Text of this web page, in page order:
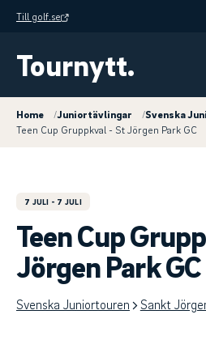
Till golf.se
Tournytt.
Home /Juniortävlingar /Svenska
Teen Cup Gruppkval - St Jörgen Park GC
7 JULI - 7 JULI
Teen Cup
Jörgen Park GC
Svenska Juniortouren Sankt